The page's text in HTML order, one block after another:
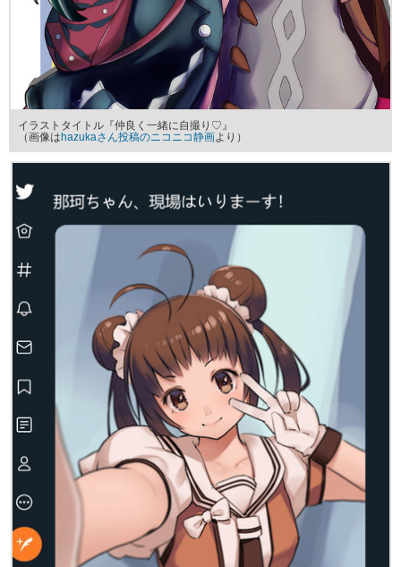
イラストタイトル『仲良く一緒に自撮り♡』
（画像は hazukaさん投稿のニコニコ静画より）